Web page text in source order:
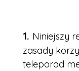
Niniejszy
zasady
teleporad